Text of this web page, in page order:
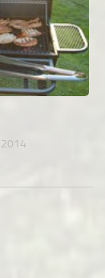
2014